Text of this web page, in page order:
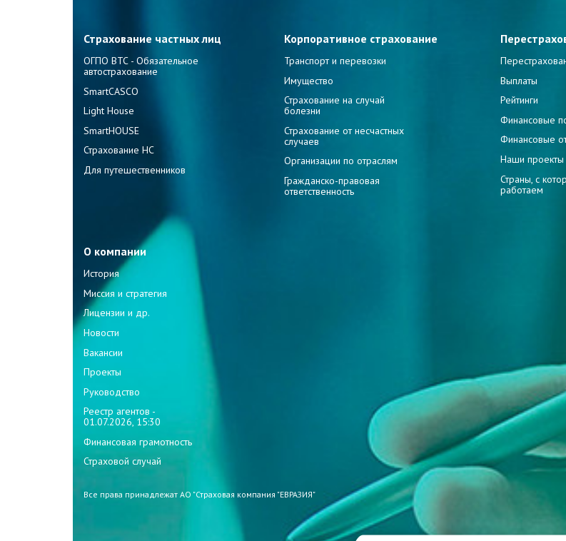
Страхование частных лиц
ОГПО ВТС - Обязательное
автострахование
SmartCASCO
Light House
SmartHOUSE
Страхование НС
Для путешественников
Корпоративное страхование
Транспорт и перевозки
Имущество
Страхование на случай
болезни
Страхование от несчастных
случаев
Организации по отраслям
Гражданско-правовая
ответственность
Выплаты
Рейтинги
Финансовые
Финансовые
Наши проекты
Страны, с
работаем
О компании
История
Миссия и стратегия
Лицензии и др.
Новости
Вакансии
Проекты
Руководство
Реестр агентов -
01.07.2026, 15:30
Финансовая грамотность
Страховой случай
Все права принадлежат АО "Страховая компания "ЕВРАЗИЯ"